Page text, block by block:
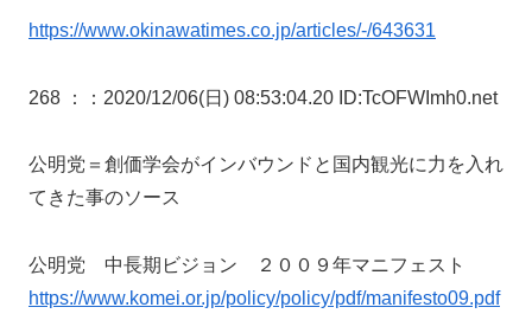
https://www.okinawatimes.co.jp/articles/-/643631
268 ： ：2020/12/06(日) 08:53:04.20 ID:TcOFWImh0.net
公明党＝創価学会がインバウンドと国内観光に力を入れ
てきた事のソース
公明党 中長期ビジョン ２００９年マニフェスト
https://www.komei.or.jp/policy/policy/pdf/manifesto09.pdf